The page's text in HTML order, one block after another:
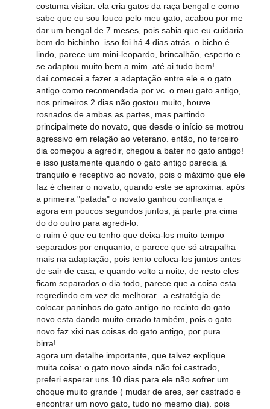
costuma visitar. ela cria gatos da raça bengal e como
sabe que eu sou louco pelo meu gato, acabou por me
dar um bengal de 7 meses, pois sabia que eu cuidaria
bem do bichinho. isso foi há 4 dias atrás. o bicho é
lindo, parece um mini-leopardo, brincalhão, esperto e
se adaptou muito bem a mim. até ai tudo bem!
daí comecei a fazer a adaptação entre ele e o gato
antigo como recomendada por vc. o meu gato antigo,
nos primeiros 2 dias não gostou muito, houve
rosnados de ambas as partes, mas partindo
principalmete do novato, que desde o início se motrou
agressivo em relação ao veterano. então, no terceiro
dia começou a agredir, chegou a bater no gato antigo!
e isso justamente quando o gato antigo parecia já
tranquilo e receptivo ao novato, pois o máximo que ele
faz é cheirar o novato, quando este se aproxima. após
a primeira "patada" o novato ganhou confiança e
agora em poucos segundos juntos, já parte pra cima
do do outro para agredi-lo.
o ruim é que eu tenho que deixa-los muito tempo
separados por enquanto, e parece que só atrapalha
mais na adaptação, pois tento coloca-los juntos antes
de sair de casa, e quando volto a noite, de resto eles
ficam separados o dia todo, parece que a coisa esta
regredindo em vez de melhorar...a estratégia de
colocar paninhos do gato antigo no recinto do gato
novo esta dando muito errado também, pois o gato
novo faz xixi nas coisas do gato antigo, por pura
birra!...
agora um detalhe importante, que talvez explique
muita coisa: o gato novo ainda não foi castrado,
preferi esperar uns 10 dias para ele não sofrer um
choque muito grande ( mudar de ares, ser castrado e
encontrar um novo gato, tudo no mesmo dia). pois